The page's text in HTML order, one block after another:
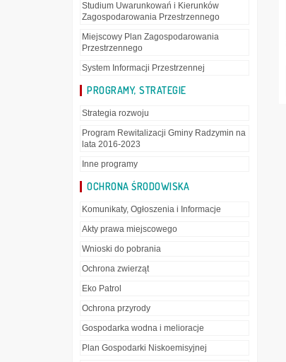
Studium Uwarunkowań i Kierunków
Zagospodarowania Przestrzennego
Miejscowy Plan Zagospodarowania
Przestrzennego
System Informacji Przestrzennej
PROGRAMY, STRATEGIE
Strategia rozwoju
Program Rewitalizacji Gminy Radzymin na
lata 2016-2023
Inne programy
OCHRONA ŚRODOWISKA
Komunikaty, Ogłoszenia i Informacje
Akty prawa miejscowego
Wnioski do pobrania
Ochrona zwierząt
Eko Patrol
Ochrona przyrody
Gospodarka wodna i melioracje
Plan Gospodarki Niskoemisyjnej